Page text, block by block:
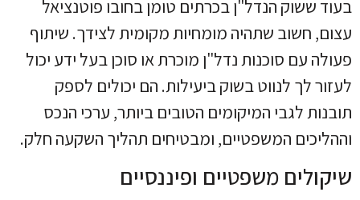
בעוד ששוק הנדל"ן בכרתים טומן בחובו פוטנציאל
עצום, חשוב שתהיה מומחיות מקומית לצידך. שיתוף
פעולה עם סוכנות נדל"ן מוכרת או סוכן בעל ידע יכול
לעזור לך לנווט בשוק ביעילות. הם יכולים לספק
תובנות לגבי המיקומים הטובים ביותר, ערכי הנכס
וההליכים המשפטיים, ומבטיחים תהליך השקעה חלק.
שיקולים משפטיים ופיננסיים